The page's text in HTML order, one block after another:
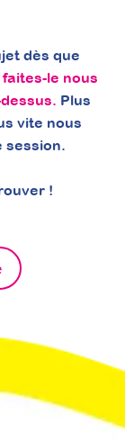
dès que
le nous
Plus
vite nous
session.
!